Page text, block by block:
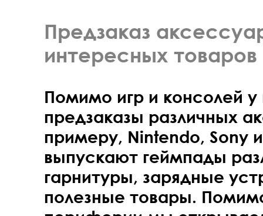
Предзаказ
интересных товаров
Помимо игр и консолей у
предзаказы различных
примеру, Nintendo, Sony
выпускают геймпады
гарнитуры, зарядные
полезные товары.